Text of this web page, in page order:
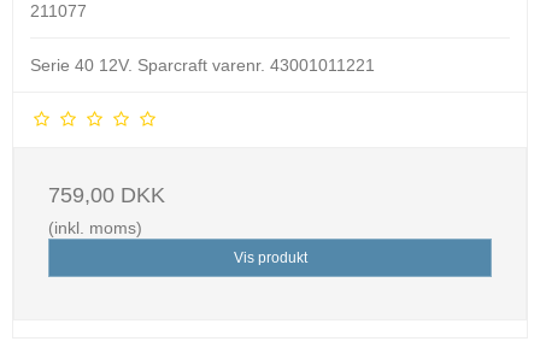
211077
Serie 40 12V. Sparcraft varenr. 43001011221
759,00 DKK
(inkl. moms)
Vis produkt